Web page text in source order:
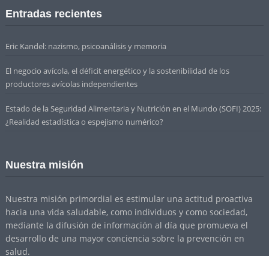
Entradas recientes
Eric Kandel: nazismo, psicoanálisis y memoria
El negocio avícola, el déficit energético y la sostenibilidad de los
productores avícolas independientes
Estado de la Seguridad Alimentaria y Nutrición en el Mundo (SOFI) 2025:
¿Realidad estadística o espejismo numérico?
Nuestra misión
Nuestra misión primordial es estimular una actitud proactiva
hacia una vida saludable, como individuos y como sociedad,
mediante la difusión de información al día que promueva el
desarrollo de una mayor conciencia sobre la prevención en
salud.